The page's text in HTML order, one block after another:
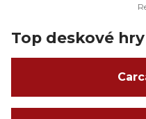
Top deskové hry